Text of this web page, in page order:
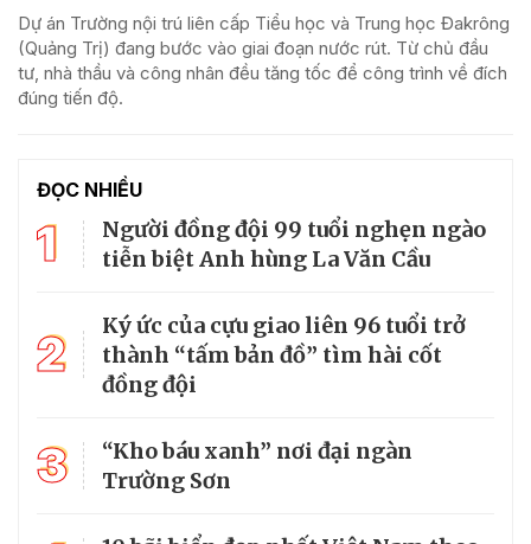
Dự án Trường nội trú liên cấp Tiểu học và Trung học Đakrông
(Quảng Trị) đang bước vào giai đoạn nước rút. Từ chủ đầu
tư, nhà thầu và công nhân đều tăng tốc để công trình về đích
đúng tiến độ.
ĐỌC NHIỀU
1
Người đồng đội 99 tuổi nghẹn ngào
tiễn biệt Anh hùng La Văn Cầu
2
Ký ức của cựu giao liên 96 tuổi trở
thành “tấm bản đồ” tìm hài cốt
đồng đội
3
“Kho báu xanh” nơi đại ngàn
Trường Sơn